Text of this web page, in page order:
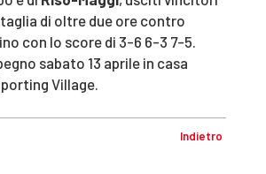
di oltre due ore contro
con lo score di 3-6 6-3 7-5.
sabato 13 aprile in casa
Village.
Indietro